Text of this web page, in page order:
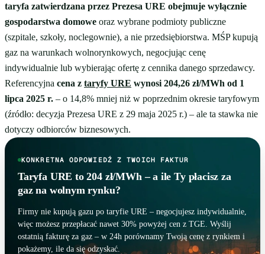
taryfa zatwierdzana przez Prezesa URE obejmuje wyłącznie
gospodarstwa domowe oraz wybrane podmioty publiczne
(szpitale, szkoły, noclegownie), a nie przedsiębiorstwa. MŚP kupują
gaz na warunkach wolnorynkowych, negocjując cenę
indywidualnie lub wybierając ofertę z cennika danego sprzedawcy.
Referencyjna cena z taryfy URE wynosi 204,26 zł/MWh od 1
lipca 2025 r. – o 14,8% mniej niż w poprzednim okresie taryfowym
(źródło: decyzja Prezesa URE z 29 maja 2025 r.) – ale ta stawka nie
dotyczy odbiorców biznesowych.
KONKRETNA ODPOWIEDŹ Z TWOICH FAKTUR
Taryfa URE to 204 zł/MWh – a ile Ty płacisz za
gaz na wolnym rynku?
Firmy nie kupują gazu po taryfie URE – negocjujesz indywidualnie,
więc możesz przepłacać nawet 30% powyżej cen z TGE. Wyślij
ostatnią fakturę za gaz – w 24h porównamy Twoją cenę z rynkiem i
pokażemy, ile da się odzyskać.